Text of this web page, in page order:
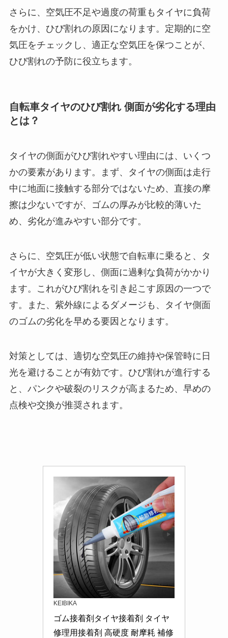
さらに、空気圧不足や過度の荷重もタイヤに負荷
をかけ、ひび割れの原因になります。定期的に空
気圧をチェックし、適正な空気圧を保つことが、
ひび割れの予防に役立ちます。
自転車タイヤのひび割れ 側面が劣化する理由
とは？
タイヤの側面がひび割れやすい理由には、いくつ
かの要素があります。まず、タイヤの側面は走行
中に地面に接触する部分ではないため、直接の摩
擦は少ないですが、ゴムの厚みが比較的薄いた
め、劣化が進みやすい部分です。
さらに、空気圧が低い状態で自転車に乗ると、タ
イヤが大きく変形し、側面に過剰な負荷がかかり
ます。これがひび割れを引き起こす原因の一つで
す。また、紫外線によるダメージも、タイヤ側面
のゴムの劣化を早める要因となります。
対策としては、適切な空気圧の維持や保管時に日
光を避けることが有効です。ひび割れが進行する
と、パンクや破裂のリスクが高まるため、早めの
点検や交換が推奨されます。
KEIBIKA
ゴム接着剤タイヤ接着剤 タイヤ
修理用接着剤 高硬度 耐摩耗 補修